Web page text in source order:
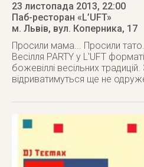
23 листопада 2013, 22:00
Паб-ресторан «L’UFT»
м. Львів, вул. Коперника, 17
Просили мама... Просили
Весілля PARTY у L'UFT
божевіллі весільних
відриватимуться ще не